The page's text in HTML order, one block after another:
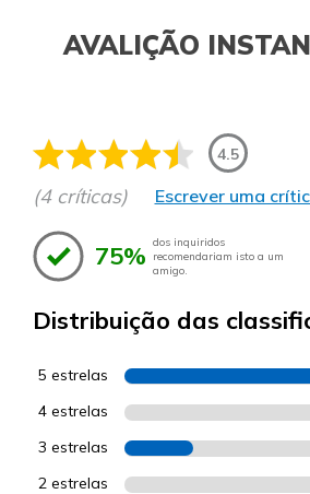
AVALIÇÃO
4.5
(4 críticas) Escrever uma
75% dos inquiridos
recomendariam isto a um
amigo.
Distribuição das
5 estrelas
4 estrelas
3 estrelas
2 estrelas